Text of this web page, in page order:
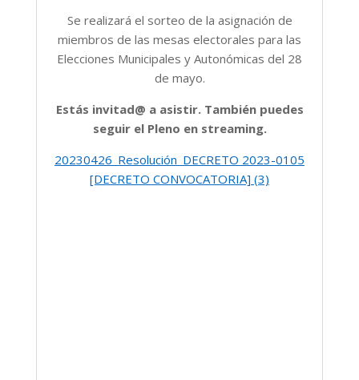
Se realizará el sorteo de la asignación de
miembros de las mesas electorales para las
Elecciones Municipales y Autonómicas del 28
de mayo.
Estás invitad@ a asistir. También puedes
seguir el Pleno en streaming.
20230426_Resolución_DECRETO 2023-0105
[DECRETO CONVOCATORIA] (3)